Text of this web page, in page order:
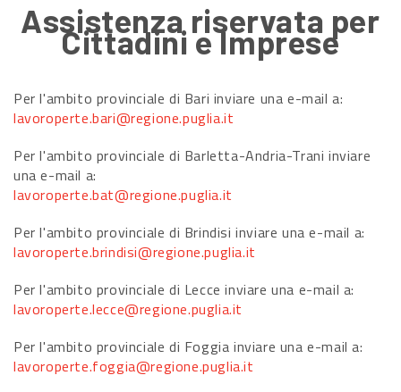
Assistenza riservata per
Cittadini e Imprese
Per l'ambito provinciale di Bari inviare una e-mail a:
lavoroperte.bari@regione.puglia.it
Per l'ambito provinciale di Barletta-Andria-Trani inviare
una e-mail a:
lavoroperte.bat@regione.puglia.it
Per l'ambito provinciale di Brindisi inviare una e-mail a:
lavoroperte.brindisi@regione.puglia.it
Per l'ambito provinciale di Lecce inviare una e-mail a:
lavoroperte.lecce@regione.puglia.it
Per l'ambito provinciale di Foggia inviare una e-mail a:
lavoroperte.foggia@regione.puglia.it